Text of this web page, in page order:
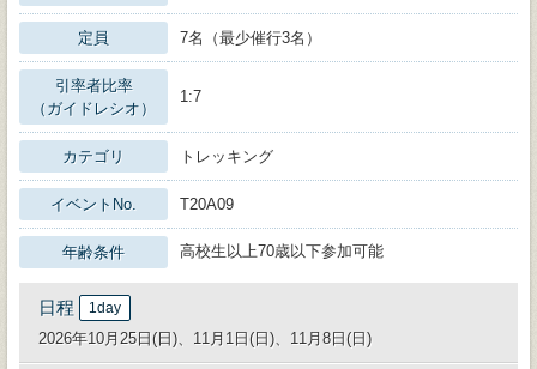
定員 7名（最少催行3名）
引率者比率
（ガイドレシオ）
1:7
カテゴリ トレッキング
イベントNo. T20A09
年齢条件 高校生以上70歳以下参加可能
日程 1day
2026年10月25日(日)、11月1日(日)、11月8日(日)